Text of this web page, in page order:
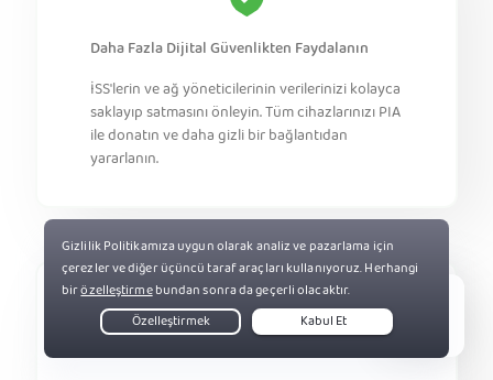
Daha Fazla Dijital Güvenlikten Faydalanın
İSS'lerin ve ağ yöneticilerinin verilerinizi kolayca
saklayıp satmasını önleyin. Tüm cihazlarınızı PIA
ile donatın ve daha gizli bir bağlantıdan
yararlanın.